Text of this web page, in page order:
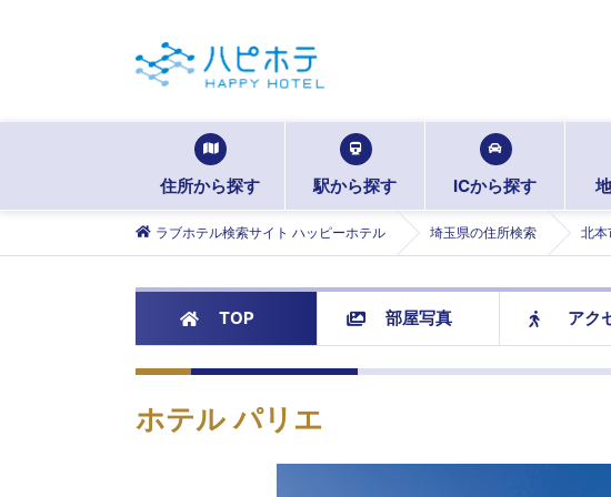
住所から探す 駅から探す ICから探す
ラブホテル検索サイト ハッピーホテル 埼玉県の住所検索 北本
TOP 部屋写真 アク
ホテル パリエ